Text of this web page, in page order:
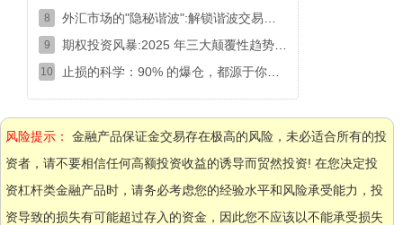
8
9
10
风险提示：
金融产品保证金交易存在极高的风险，未必适合所有的投
资者，请不要相信任何高额投资收益的诱导而贸然投资! 在您决定投
资杠杆类金融产品时，请务必考虑您的经验水平和风险承受能力，投
资导致的损失有可能超过存入的资金，因此您不应该以不能承受损失